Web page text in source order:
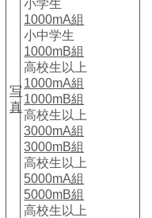
写
真
小学生
1000mA組
小中学生
1000mB組
高校生以上
1000mA組
1000mB組
高校生以上
3000mA組
3000mB組
高校生以上
5000mA組
5000mB組
高校生以上